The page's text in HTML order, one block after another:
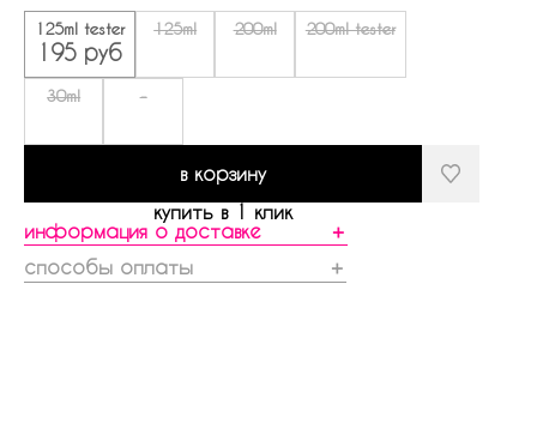
125ml tester
195 руб
125ml 200ml 200ml tester
30ml -
в корзину
купить в 1 клик
информация о доставке
＋
способы оплаты
＋